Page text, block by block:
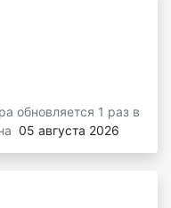
обновляется 1 раз в
05 августа 2026